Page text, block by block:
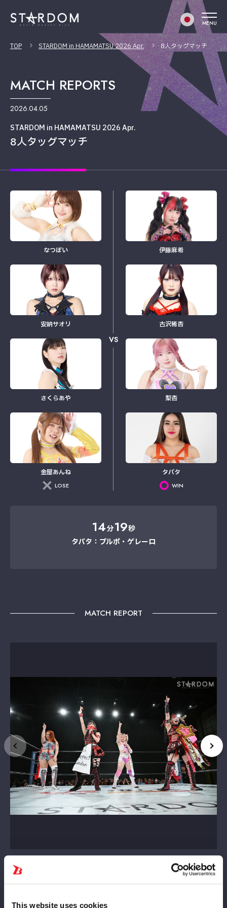
This website uses cookies
MENU
TOP STARDOM in HAMAMATSU 2026 Apr. 8人タッグマッチ
MATCH REPORTS
2026.04.05
STARDOM in HAMAMATSU 2026 Apr.
8人タッグマッチ
なつぽい
安納サオリ
さくらあや
金屋あんね
LOSE
VS
伊藤麻希
古沢稀杏
梨杏
タバタ
WIN
14分19秒
タバタ：プルポ・ゲレーロ
MATCH REPORT